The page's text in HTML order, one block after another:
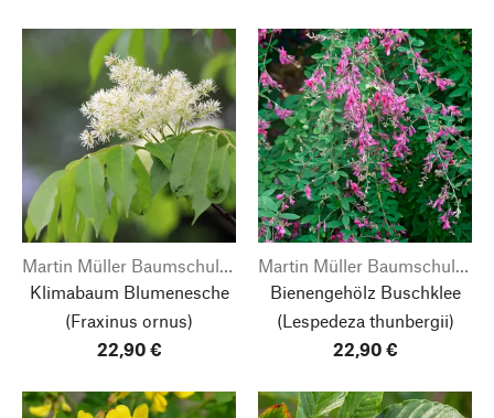
Martin Müller Baumschulen
Klimabaum Blumenesche
(Fraxinus ornus)
22,90 €
Martin Müller Baumschulen
Bienengehölz Buschklee
(Lespedeza thunbergii)
22,90 €